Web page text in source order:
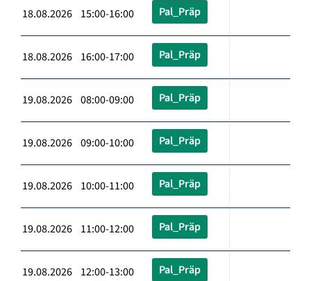
18.08.2026 15:00-16:00 Pal_Präp
18.08.2026 16:00-17:00 Pal_Präp
19.08.2026 08:00-09:00 Pal_Präp
19.08.2026 09:00-10:00 Pal_Präp
19.08.2026 10:00-11:00 Pal_Präp
19.08.2026 11:00-12:00 Pal_Präp
19.08.2026 12:00-13:00 Pal_Präp